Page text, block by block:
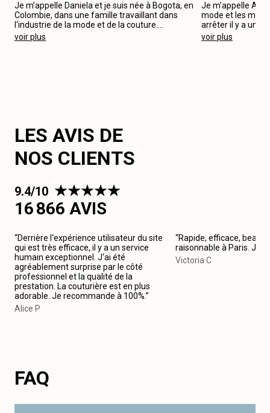
Je m’appelle Daniela et je suis née à Bogota, en
Colombie, dans une famille travaillant dans
l‘industrie de la mode et de la couture....
voir plus
Je m’appelle
mode et les
arrêter il y a un...
voir plus
LES AVIS DE
NOS CLIENTS
9.4/10
16 866 AVIS
“Derrière l‘expérience utilisateur du site
qui est très efficace, il y a un service
humain exceptionnel. J‘ai été
agréablement surprise par le côté
professionnel et la qualité de la
prestation. La couturière est en plus
adorable. Je recommande à 100%.”
Alice P
“Rapide, efficace, beau
raisonnable à Paris. Je
Victoria C
FAQ